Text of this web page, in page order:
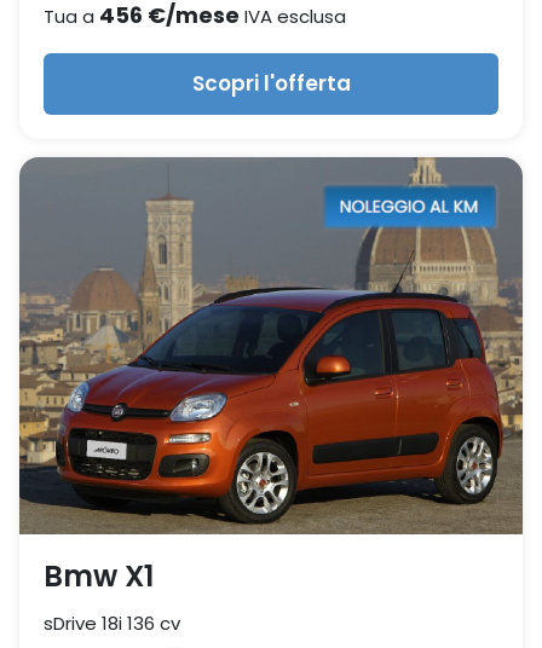
Tua a 456 €/mese IVA esclusa
Scopri l'offerta
Bmw X1
sDrive 18i 136 cv